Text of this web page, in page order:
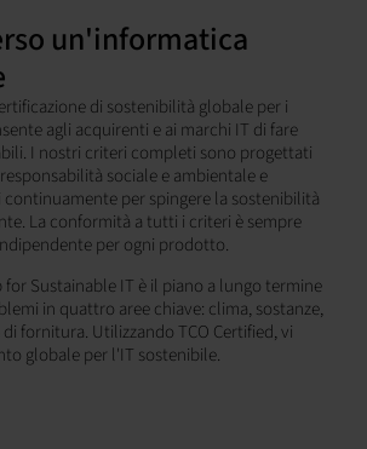
un'informatica
di sostenibilità globale per i
agli acquirenti e ai marchi IT di fare
I nostri criteri completi sono progettati
sociale e ambientale e
per spingere la sostenibilità
La conformità a tutti i criteri è sempre
per ogni prodotto.
for Sustainable IT è il piano a lungo termine
in quattro aree chiave: clima, sostanze,
fornitura. Utilizzando TCO Certified, vi
globale per l'IT sostenibile.